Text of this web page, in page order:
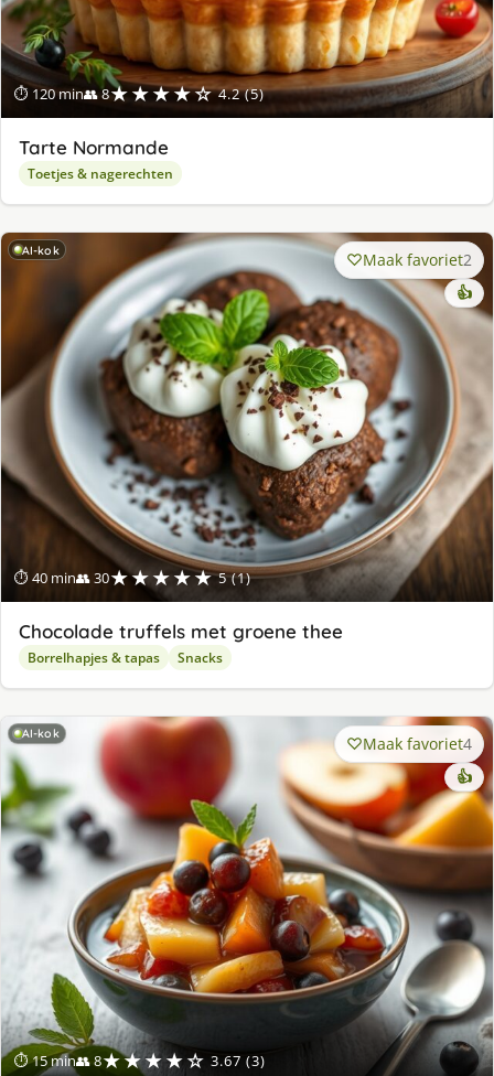
⏱ 120 min👥 8★★★★☆ 4.2 (5)
Tarte Normande
Toetjes & nagerechten
AI-kok
⏱ 40 min👥 30★★★★★ 5 (1)
Maak favoriet2
👍
Chocolade truffels met groene thee
Borrelhapjes & tapas Snacks
AI-kok
⏱ 15 min👥 8★★★★☆ 3.67 (3)
Maak favoriet4
👍